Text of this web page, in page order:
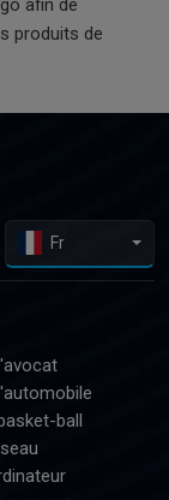
produits de
Fr
ball